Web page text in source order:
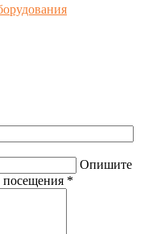
Опишите
посещения *